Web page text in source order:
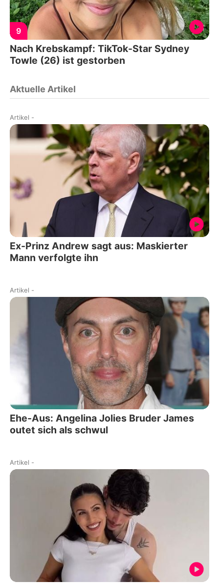
9
Nach Krebskampf: TikTok-Star Sydney
Towle (26) ist gestorben
Aktuelle Artikel
Artikel -
Ex-Prinz Andrew sagt aus: Maskierter
Mann verfolgte ihn
Artikel -
Ehe-Aus: Angelina Jolies Bruder James
outet sich als schwul
Artikel -